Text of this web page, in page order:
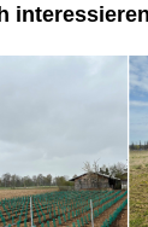
interessieren